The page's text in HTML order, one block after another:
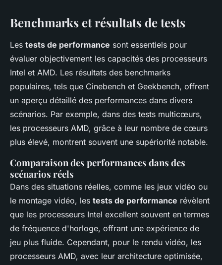
Benchmarks et résultats de tests
Les tests de performance sont essentiels pour
évaluer objectivement les capacités des processeurs
Intel et AMD. Les résultats des benchmarks
populaires, tels que Cinebench et Geekbench, offrent
un aperçu détaillé des performances dans divers
scénarios. Par exemple, dans des tests multicœurs,
les processeurs AMD, grâce à leur nombre de cœurs
plus élevé, montrent souvent une supériorité notable.
Comparaison des performances dans des
scénarios réels
Dans des situations réelles, comme les jeux vidéo ou
le montage vidéo, les tests de performance révèlent
que les processeurs Intel excellent souvent en termes
de fréquence d'horloge, offrant une expérience de
jeu plus fluide. Cependant, pour le rendu vidéo, les
processeurs AMD, avec leur architecture optimisée,